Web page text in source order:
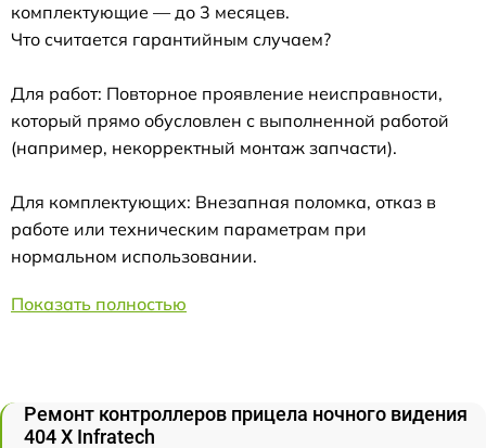
комплектующие — до 3 месяцев.
Что считается гарантийным случаем?
Для работ: Повторное проявление неисправности,
который прямо обусловлен с выполненной работой
(например, некорректный монтаж запчасти).
Для комплектующих: Внезапная поломка, отказ в
работе или техническим параметрам при
нормальном использовании.
Показать полностью
Ремонт контроллеров прицела ночного видения
404 Х Infratech